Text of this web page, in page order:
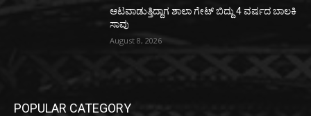
ಆಟವಾಡುತ್ತಿದ್ದಾಗ ಶಾಲಾ ಗೇಟ್‌ ಬಿದ್ದು 4 ವರ್ಷದ ಬಾಲಕಿ
ಸಾವು
August 8, 2026
POPULAR CATEGORY